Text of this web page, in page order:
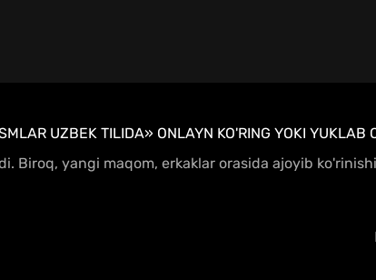
UZBEK TILIDA» ONLAYN KO'RING YOKI YUKLAB
Biroq, yangi maqom, erkaklar orasida ajoyib